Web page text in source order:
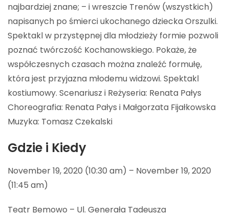
najbardziej znane; – i wreszcie Trenów (wszystkich)
napisanych po śmierci ukochanego dziecka Orszulki.
Spektakl w przystępnej dla młodzieży formie pozwoli
poznać twórczość Kochanowskiego. Pokaże, że
współczesnych czasach można znaleźć formułę,
która jest przyjazna młodemu widzowi. Spektakl
kostiumowy. Scenariusz i Reżyseria: Renata Pałys
Choreografia: Renata Pałys i Małgorzata Fijałkowska
Muzyka: Tomasz Czekalski
Gdzie i Kiedy
November 19, 2020 (10:30 am) – November 19, 2020
(11:45 am)
Teatr Bemowo – Ul. Generała Tadeusza